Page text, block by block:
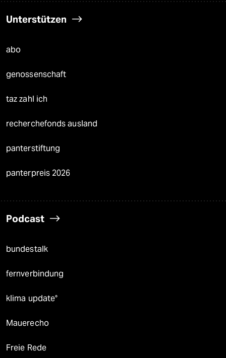
Unterstützen
abo
genossenschaft
taz zahl ich
recherchefonds ausland
panterstiftung
panterpreis 2026
Podcast
bundestalk
fernverbindung
klima update°
Mauerecho
Freie Rede